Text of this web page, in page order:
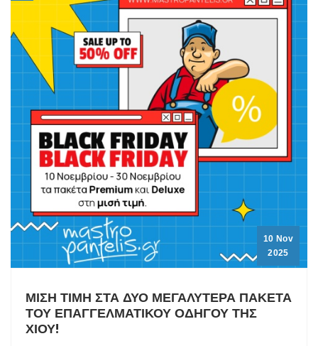
10 Nov
2025
ΜΙΣΗ ΤΙΜΗ ΣΤΑ ΔΥΟ ΜΕΓΑΛΥΤΕΡΑ ΠΑΚΕΤΑ
ΤΟΥ ΕΠΑΓΓΕΛΜΑΤΙΚΟΥ ΟΔΗΓΟΥ ΤΗΣ
ΧΙΟΥ!